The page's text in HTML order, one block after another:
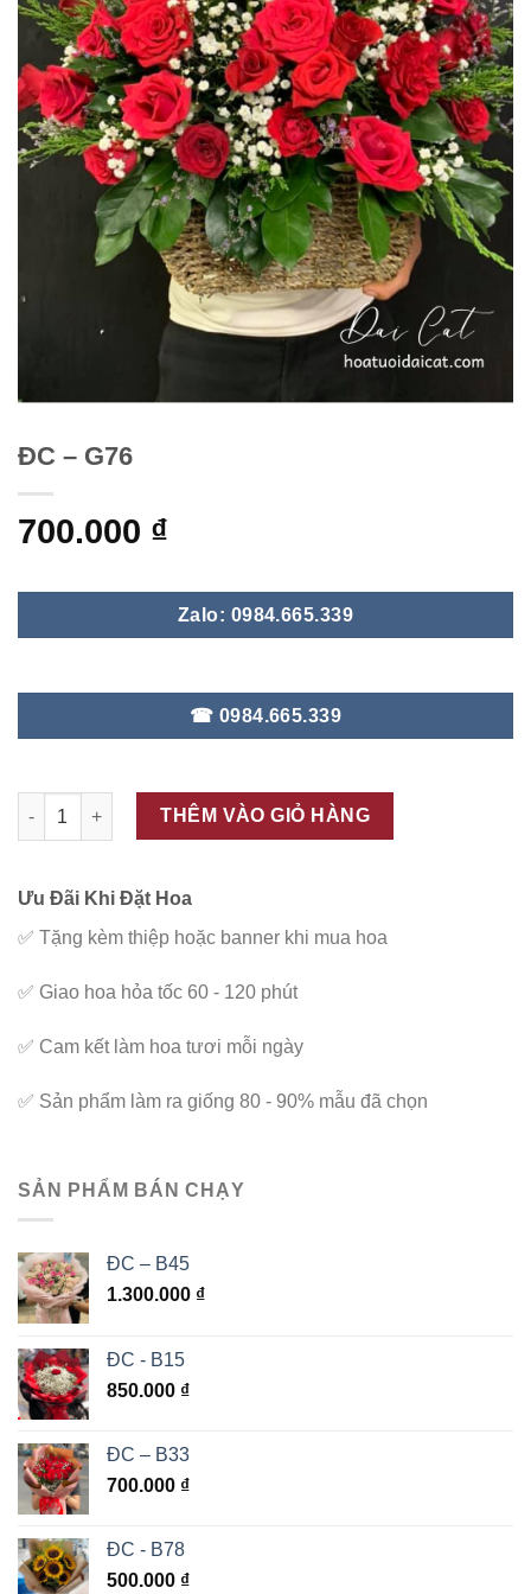
ĐC – G76
700.000 ₫
Zalo: 0984.665.339
☎ 0984.665.339
ĐC - G76 số lượng
THÊM VÀO GIỎ HÀNG
Ưu Đãi Khi Đặt Hoa
✅ Tặng kèm thiệp hoặc banner khi mua hoa
✅ Giao hoa hỏa tốc 60 - 120 phút
✅ Cam kết làm hoa tươi mỗi ngày
✅ Sản phẩm làm ra giống 80 - 90% mẫu đã chọn
SẢN PHẨM BÁN CHẠY
ĐC – B45
1.300.000 ₫
ĐC - B15
850.000 ₫
ĐC – B33
700.000 ₫
ĐC - B78
500.000 ₫